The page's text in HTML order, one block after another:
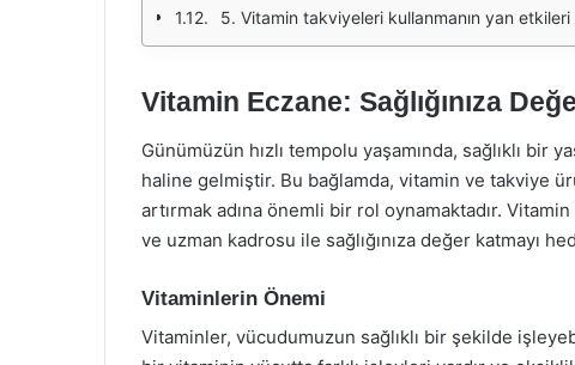
5. Vitamin takviyeleri kullanmanın yan etkileri
Vitamin Eczane: Sağlığınıza
Günümüzün hızlı tempolu yaşamında, sağlıklı
haline gelmiştir. Bu bağlamda, vitamin ve takviye
artırmak adına önemli bir rol oynamaktadır.
ve uzman kadrosu ile sağlığınıza değer katmayı
Vitaminlerin Önemi
Vitaminler, vücudumuzun sağlıklı bir şekilde